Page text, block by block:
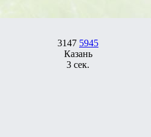
3147 5945
Казань
3 сек.